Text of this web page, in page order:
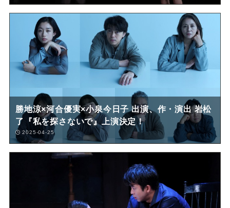
勝地涼×河合優実×小泉今日子 出演、作・演出 岩松
了『私を探さないで』上演決定！
2025-04-25